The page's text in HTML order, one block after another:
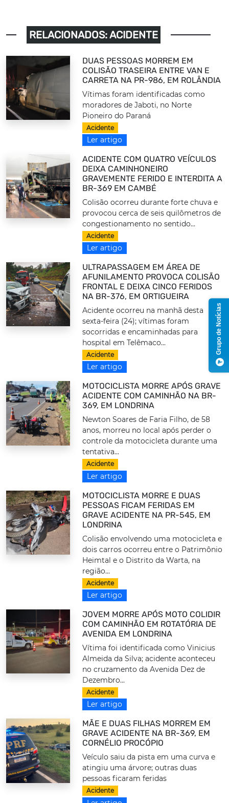
RELACIONADOS: ACIDENTE
DUAS PESSOAS MORREM EM
COLISÃO TRASEIRA ENTRE VAN E
CARRETA NA PR-986, EM ROLÂNDIA
Vítimas foram identificadas como
moradores de Jaboti, no Norte
Pioneiro do Paraná
Acidente
Ler artigo
ACIDENTE COM QUATRO VEÍCULOS
DEIXA CAMINHONEIRO
GRAVEMENTE FERIDO E INTERDITA A
BR-369 EM CAMBÉ
Colisão ocorreu durante forte chuva e
provocou cerca de seis quilômetros de
congestionamento no sentido...
Acidente
Ler artigo
ULTRAPASSAGEM EM ÁREA DE
AFUNILAMENTO PROVOCA COLISÃO
FRONTAL E DEIXA CINCO FERIDOS
NA BR-376, EM ORTIGUEIRA
Acidente ocorreu na manhã desta
sexta-feira (24); vítimas foram
socorridas e encaminhadas para
hospital em Telêmaco...
Acidente
Ler artigo
MOTOCICLISTA MORRE APÓS GRAVE
ACIDENTE COM CAMINHÃO NA BR-
369, EM LONDRINA
Newton Soares de Faria Filho, de 58
anos, morreu no local após perder o
controle da motocicleta durante uma
tentativa...
Acidente
Ler artigo
MOTOCICLISTA MORRE E DUAS
PESSOAS FICAM FERIDAS EM
GRAVE ACIDENTE NA PR-545, EM
LONDRINA
Colisão envolvendo uma motocicleta e
dois carros ocorreu entre o Patrimônio
Heimtal e o Distrito da Warta, na
região...
Acidente
Ler artigo
JOVEM MORRE APÓS MOTO COLIDIR
COM CAMINHÃO EM ROTATÓRIA DE
AVENIDA EM LONDRINA
Vítima foi identificada como Vinicius
Almeida da Silva; acidente aconteceu
no cruzamento da Avenida Dez de
Dezembro...
Acidente
Ler artigo
MÃE E DUAS FILHAS MORREM EM
GRAVE ACIDENTE NA BR-369, EM
CORNÉLIO PROCÓPIO
Veículo saiu da pista em uma curva e
atingiu uma árvore; outras duas
pessoas ficaram feridas
Acidente
Grupo de Notícias